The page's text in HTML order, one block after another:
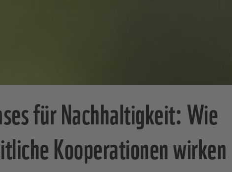
für Nachhaltigkeit: Wie
Kooperationen wirken